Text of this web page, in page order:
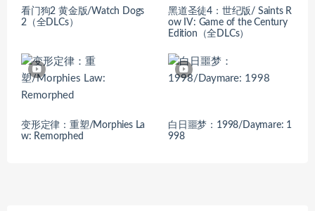
看门狗2 黄金版/Watch Dogs
2（全DLCs）
黑道圣徒4：世纪版/ Saints R
ow IV: Game of the Century
Edition（全DLCs）
变形定律：重塑/Morphies La
w: Remorphed
白日噩梦：1998/Daymare: 1
998